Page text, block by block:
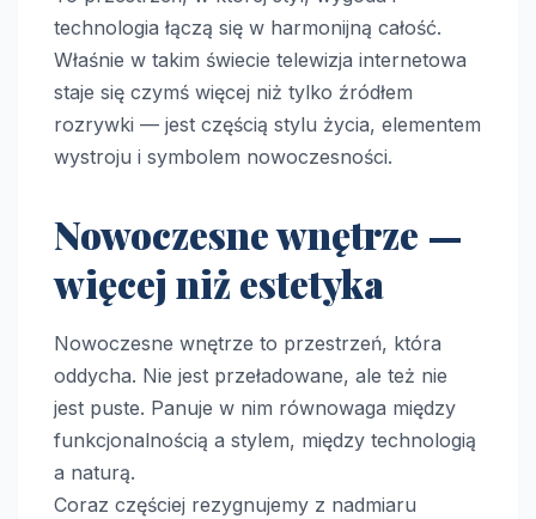
technologia łączą się w harmonijną całość.
Właśnie w takim świecie telewizja internetowa
staje się czymś więcej niż tylko źródłem
rozrywki — jest częścią stylu życia, elementem
wystroju i symbolem nowoczesności.
Nowoczesne wnętrze —
więcej niż estetyka
Nowoczesne wnętrze to przestrzeń, która
oddycha. Nie jest przeładowane, ale też nie
jest puste. Panuje w nim równowaga między
funkcjonalnością a stylem, między technologią
a naturą.
Coraz częściej rezygnujemy z nadmiaru